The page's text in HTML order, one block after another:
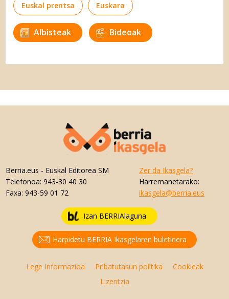
Euskal prentsa Euskara
Albisteak Bideoak
Berria.eus - Euskal Editorea SM
Telefonoa: 943-30 40 30
Faxa: 943-59 01 72
Zer da Ikasgela?
Harremanetarako:
ikasgela@berria.eus
Izan BERRIAlaguna
Harpidetu BERRIA Ikasgelaren buletinera
Lege Informazioa Pribatutasun politika
Cookieak
Lizentzia